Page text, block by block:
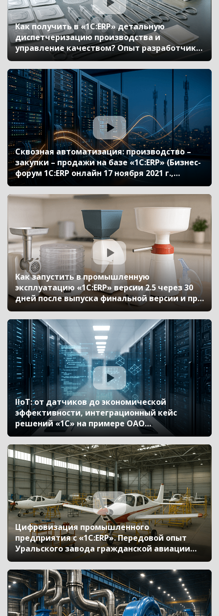
Как получить в «1С:ERP» детальную
диспетчеризацию производства и
управление качеством? Опыт разработчика
и производителя хирургических
материалов – компании «Линтекс» (Бизнес-
форум 1С:ERP онлайн 17 ноября 2021 г.,
Думский Андрей, ООО «Линтекс»)
Сквозная автоматизация: производство –
закупки – продажи на базе «1С:ERP» (Бизнес-
форум 1С:ERP онлайн 17 ноября 2021 г.,
Замотин Александр, «ГК Информтехника»)
Как запустить в промышленную
эксплуатацию «1С:ERP» версии 2.5 через 30
дней после выпуска финальной версии и при
этом сэкономить на внедрении (Бизнес-
форум 1С:ERP онлайн 17 ноября 2021 г.,
Цомаева Ирина, Сеченова Людмила, «АО
АПЗ Ротор»)
IIoT: от датчиков до экономической
эффективности, интеграционный кейс
решений «1С» на примере ОАО
«ЛЕНПОЛИГРАФМАШ» (Бизнес-форум 1С:ERP
онлайн 17 ноября 2021 г., Голуб Денис, ООО
«ХОЛДИНГ ЛЕНПОЛИГРАФМАШ», Карпухин
Максим, «Апротех», Дунаев Алексей,
«Синим
Цифровизация промышленного
предприятия с «1С:ERP». Передовой опыт
Уральского завода гражданской авиации
(Бизнес-форум 1С:ERP онлайн 17 ноября 2021
г., Козьмина Ирина, АО «Уральский завод
гражданской авиации»)